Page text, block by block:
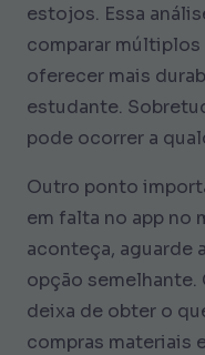
estojos. Essa
comparar
oferecer mais
estudante.
pode ocorrer a
Outro ponto
em falta no app no
aconteça, aguarde
opção
deixa de obter o
compras materiais